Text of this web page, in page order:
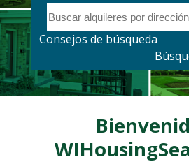
Consejos de búsqueda